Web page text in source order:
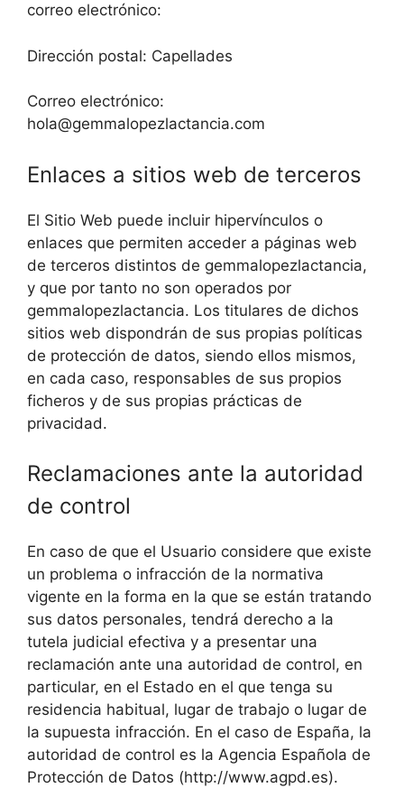
correo electrónico:
Dirección postal: Capellades
Correo electrónico:
hola@gemmalopezlactancia.com
Enlaces a sitios web de terceros
El Sitio Web puede incluir hipervínculos o
enlaces que permiten acceder a páginas web
de terceros distintos de gemmalopezlactancia,
y que por tanto no son operados por
gemmalopezlactancia. Los titulares de dichos
sitios web dispondrán de sus propias políticas
de protección de datos, siendo ellos mismos,
en cada caso, responsables de sus propios
ficheros y de sus propias prácticas de
privacidad.
Reclamaciones ante la autoridad
de control
En caso de que el Usuario considere que existe
un problema o infracción de la normativa
vigente en la forma en la que se están tratando
sus datos personales, tendrá derecho a la
tutela judicial efectiva y a presentar una
reclamación ante una autoridad de control, en
particular, en el Estado en el que tenga su
residencia habitual, lugar de trabajo o lugar de
la supuesta infracción. En el caso de España, la
autoridad de control es la Agencia Española de
Protección de Datos (http://www.agpd.es).